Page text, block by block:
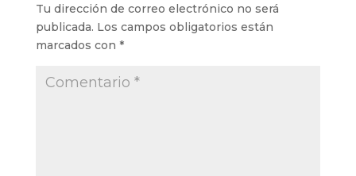
Tu dirección de correo electrónico no será
publicada. Los campos obligatorios están
marcados con *